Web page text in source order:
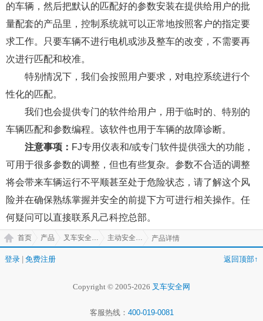
的车辆，然后把默认的匹配好的参数安装在提供给用户的批
量配套的产品里，控制系统就可以正常地按照客户的指定要
求工作。只要车辆不进行电机或涉及整车的改变，不需要再
次进行匹配和校准。
特别情况下，我们会按照用户要求，对电控系统进行个
性化的匹配。
我们也会提供专门的软件给用户，用于临时的、特别的
车辆匹配和参数编程。该软件也用于车辆的故障诊断。
注意事项： FJ专用仪表和/或专门软件提供强大的功能，
可用于很多参数的调整，但也有些复杂。参数不合适的调整
将会带来车辆运行不平顺甚至处于危险状态，请了解这个风
险并在确保熟练掌握并安全的前提下方可进行相关操作。任
何疑问可以直接联系凡己科控总部。
首页 产品 叉车安全系统 主动安全防御和感知系统 产品详情
登录 免费注册 返回顶部↑
Copyright © 2005-2026 叉车安全网
客服热线： 400-019-0081